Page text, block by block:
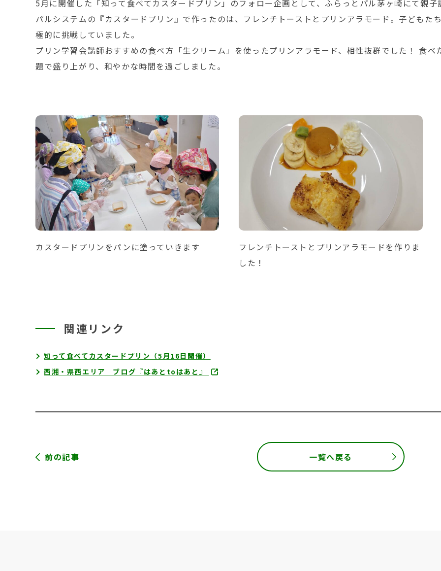
5月に開催した「知って食べてカスタードプリン」のフォロー企画として、ふらっとパル茅ヶ崎にて親
パルシステムの『カスタードプリン』で作ったのは、フレンチトーストとプリンアラモード。子どもた
極的に挑戦していました。
プリン学習会講師おすすめの食べ方「生クリーム」を使ったプリンアラモード、相性抜群でした！ 食
題で盛り上がり、和やかな時間を過ごしました。
カスタードプリンをパンに塗っていきます
フレンチトーストとプリンアラモードを作りま
した！
関連リンク
知って食べてカスタードプリン（5月16日開催）
西湘・県西エリア ブログ『はあとtoはあと』
前の記事 一覧へ戻る